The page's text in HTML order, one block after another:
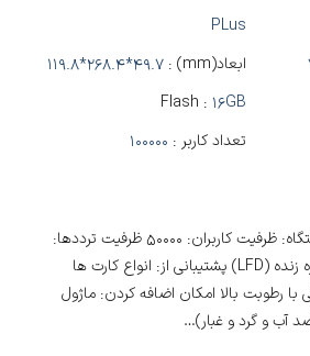
PLus
ابعاد(mm) :
119.8*268.4*49.7
Flash : 16GB
تعداد کاربر : 100000
ویژگی های شاخص دستگاه: ظرفیت کاربران: 50000 ظرفیت ترددها:
5000000 تشخیص چهره زنده (LFD) پشتیبانی از: انواع کارت ها
رطوبت بالا امکان اضافه کردن: ماژول